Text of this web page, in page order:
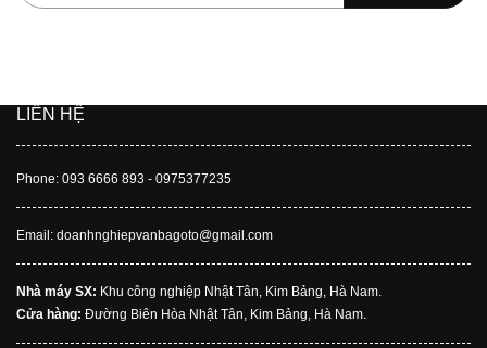
LIÊN HỆ
Phone: 093 6666 893 - 0975377235
Email: doanhnghiepvanbagoto@gmail.com
Nhà máy SX: Khu công nghiệp Nhật Tân, Kim Bảng, Hà Nam.
Cửa hàng: Đường Biên Hòa Nhật Tân, Kim Bảng, Hà Nam.